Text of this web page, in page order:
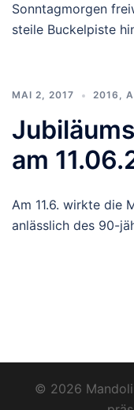
Sonntagmorgen
steile Buckelpiste
MAI 2, 2017 2016 ,
am
Am 11.6. wirkte die
anlässlich des 90-
© 2026